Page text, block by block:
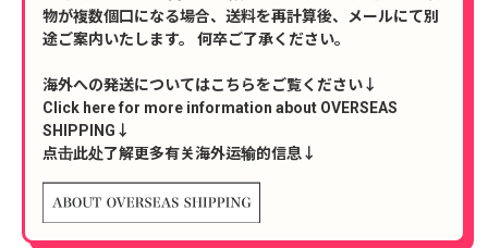
物が複数個口になる場合、送料を再計算後、メールにて別
途ご案内いたします。 何卒ご了承ください。
海外への発送についてはこちらをご覧ください↓
Click here for more information about OVERSEAS
SHIPPING↓
点击此处了解更多有关海外运输的信息↓